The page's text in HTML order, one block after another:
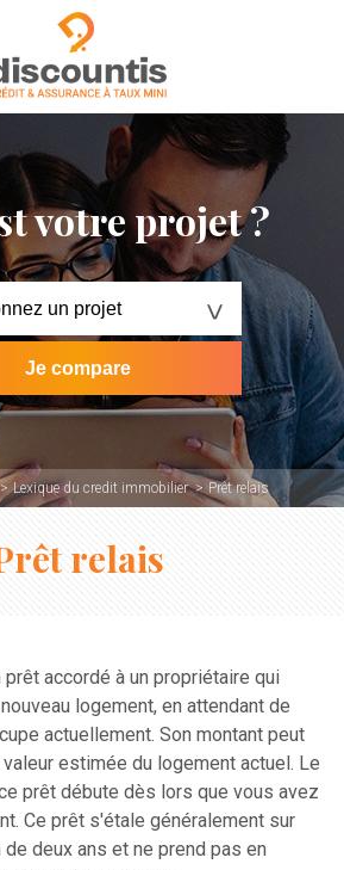
votre projet ?
Lexique du credit immobilier Prêt relais
relais
accordé à un propriétaire qui
logement, en attendant de
actuellement. Son montant peut
estimée du logement actuel. Le
prêt débute dès lors que vous avez
Ce prêt s'étale généralement sur
deux ans et ne prend pas en